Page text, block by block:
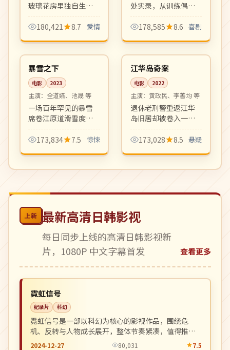
玻璃花房里独自生活
了十年，直到一位逃
避都市的青年画家闯
愈、细腻温柔的成人
向爱情剧。
180,421 8.7 爱情
处实录，从训练偶像
练习生到陪儿子上幼
儿园，温馨有趣。家
杆。
178,585 8.6 喜剧
韩国
院线 99:15
暴雪之下
电影 2023
主演： 全道嬿、池晟 等
一场百年罕见的暴雪
席卷江原道滑雪度假
村，被困游客陆续离
奇死亡，求生与人性
十度展开。氛围密闭
压抑。
173,834 7.5 惊悚
韩国
4K 99:05
江华岛奇案
电影 2022
主演： 黄政民、李善均 等
退休老刑警重返江华
岛旧居却被卷入一桩
30 年前未结悬案。岛
屿封闭氛围、宗教邪
结合，韩国推理片新
高度。
173,028 8.5 悬疑
上新 最新高清日韩影视
每日同步上线的高清日韩影视新
片，1080P 中文字幕首发
查看更多
中国
杜比
霓虹信号
纪录片 科幻
霓虹信号是一部以科幻为核心的影视作品，围绕危
机、反转与人物成长展开，整体节奏紧凑，值得推荐
观看。
2024-12-27 80,031 7.5